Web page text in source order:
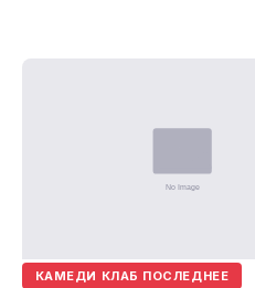
КАМЕДИ КЛАБ ПОСЛЕДНЕЕ